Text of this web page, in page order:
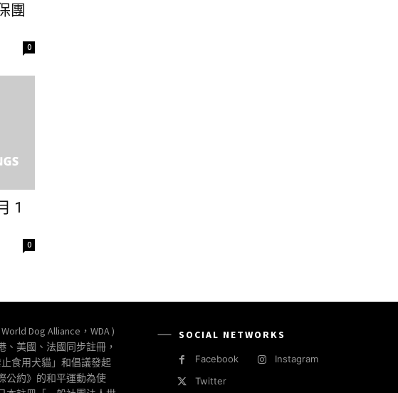
團
0
1
0
Dog Alliance，WDA )
、美國、法國同步註冊，
食用犬貓」和倡議發起
公約》的和平運動為使
SOCIAL NETWORKS
Facebook
Instagram
Twitter